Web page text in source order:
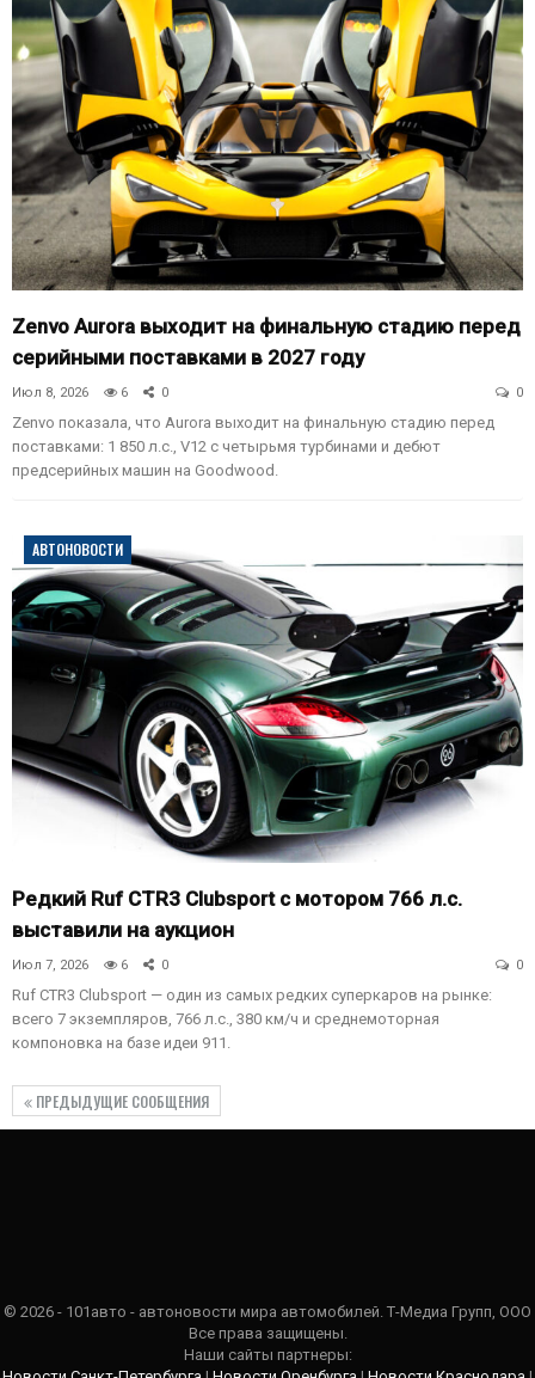
Zenvo Aurora выходит на финальную стадию перед
серийными поставками в 2027 году
Июл 8, 2026 6 0 0
Zenvo показала, что Aurora выходит на финальную стадию перед
поставками: 1 850 л.с., V12 с четырьмя турбинами и дебют
предсерийных машин на Goodwood.
АВТОНОВОСТИ
Редкий Ruf CTR3 Clubsport с мотором 766 л.с.
выставили на аукцион
Июл 7, 2026 6 0 0
Ruf CTR3 Clubsport — один из самых редких суперкаров на рынке:
всего 7 экземпляров, 766 л.с., 380 км/ч и среднемоторная
компоновка на базе идеи 911.
ПРЕДЫДУЩИЕ СООБЩЕНИЯ
© 2026 - 101авто - автоновости мира автомобилей. Т-Медиа Групп, ООО
Все права защищены.
Наши сайты партнеры: